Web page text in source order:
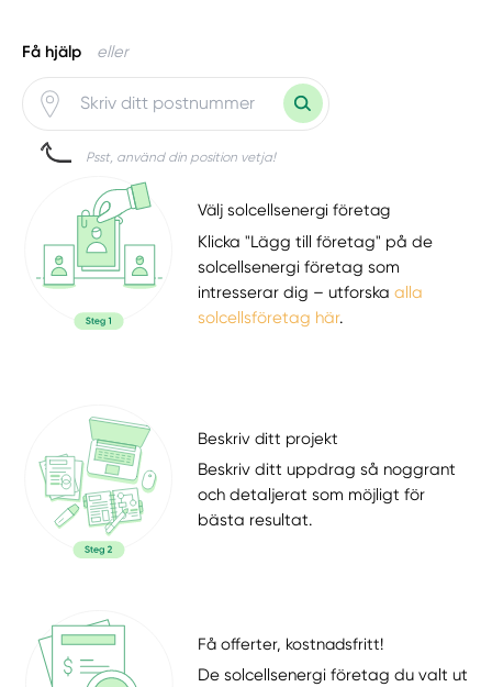
Få hjälp eller
Psst, använd din position vetja!
Välj solcellsenergi företag
Klicka "Lägg till företag" på de
solcellsenergi företag som
intresserar dig – utforskaalla
solcellsföretag här.
Beskriv ditt projekt
Beskriv ditt uppdrag så noggrant
och detaljerat som möjligt för
bästa resultat.
Få offerter, kostnadsfritt!
De solcellsenergi företag du valt ut